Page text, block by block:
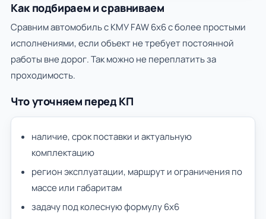
Как подбираем и сравниваем
Сравним автомобиль с КМУ FAW 6х6 с более простыми
исполнениями, если объект не требует постоянной
работы вне дорог. Так можно не переплатить за
проходимость.
Что уточняем перед КП
наличие, срок поставки и актуальную
комплектацию
регион эксплуатации, маршрут и ограничения по
массе или габаритам
задачу под колесную формулу 6х6